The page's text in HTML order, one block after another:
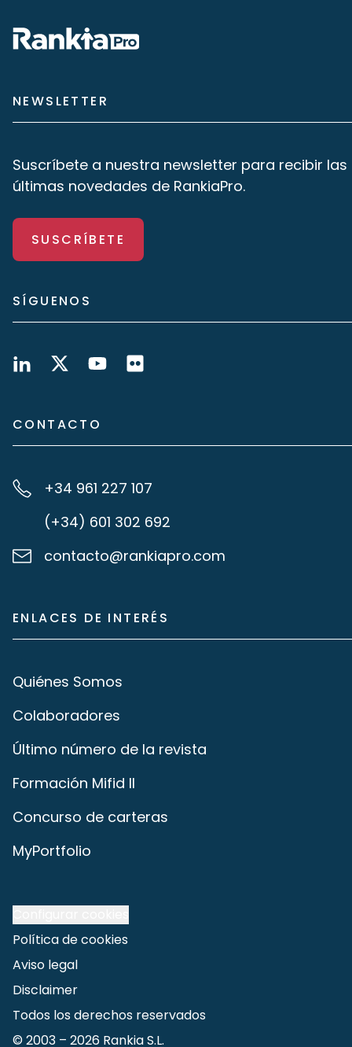
NEWSLETTER
Suscríbete a nuestra newsletter para recibir las
últimas novedades de RankiaPro.
SUSCRÍBETE
SÍGUENOS
CONTACTO
+34 961 227 107
(+34) 601 302 692
contacto@rankiapro.com
ENLACES DE INTERÉS
Quiénes Somos
Colaboradores
Último número de la revista
Formación Mifid II
Concurso de carteras
MyPortfolio
Política de cookies
Aviso legal
Disclaimer
Todos los derechos reservados
© 2003 – 2026 Rankia S.L.